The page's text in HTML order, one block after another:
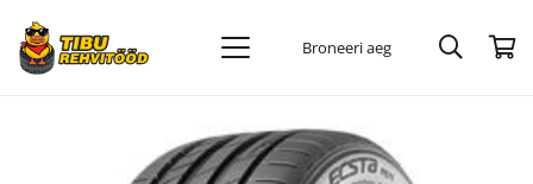
Broneeri aeg